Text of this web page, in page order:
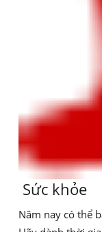
Sức khỏe
Năm nay có thể